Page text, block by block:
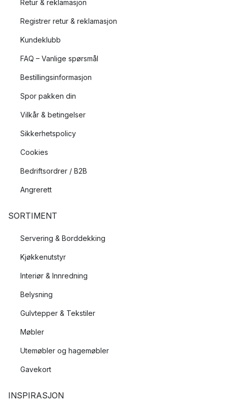
Retur & reklamasjon
Registrer retur & reklamasjon
Kundeklubb
FAQ – Vanlige spørsmål
Bestillingsinformasjon
Spor pakken din
Vilkår & betingelser
Sikkerhetspolicy
Cookies
Bedriftsordrer / B2B
Angrerett
SORTIMENT
Servering & Borddekking
Kjøkkenutstyr
Interiør & Innredning
Belysning
Gulvtepper & Tekstiler
Møbler
Utemøbler og hagemøbler
Gavekort
INSPIRASJON